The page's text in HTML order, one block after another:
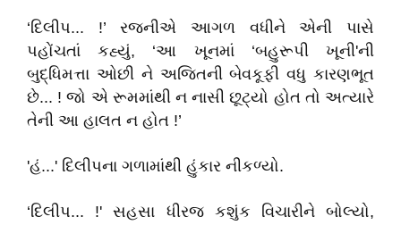
‘દિલીપ... !’ રજનીએ આગળ વધીને એની પાસે
પહોંચતાં કહ્યું, ‘આ ખૂનમાં ‘બહુરૂપી ખૂની'ની
બુદ્ધિમત્તા ઓછી ને અજિતની બેવકૂફી વધુ કારણભૂત
છે... ! જો એ રૂમમાંથી ન નાસી છૂટ્યો હોત તો અત્યારે
તેની આ હાલત ન હોત !’
'હં...' દિલીપના ગળામાંથી હુંકાર નીકળ્યો.
‘દિલીપ... !' સહસા ધીરજ કશુંક વિચારીને બોલ્યો,